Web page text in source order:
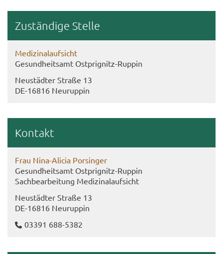
Zu­stän­di­ge Stel­le
Me­di­zi­nal­auf­sicht
Ge­sund­heits­amt Ostprignitz-​Ruppin
Neu­städ­ter Stra­ße 13
DE-​16816 Neu­rup­pin
Kon­takt
Frau Nina-​Alicia Por­sin­ger
Ge­sund­heits­amt Ostprignitz-​Ruppin
Sach­be­ar­bei­tung Me­di­zi­nal­auf­sicht
Neu­städ­ter Stra­ße 13
DE-​16816 Neu­rup­pin
03391 688-​5382